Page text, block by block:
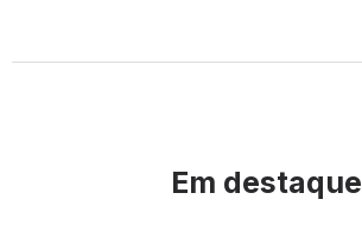
Em destaque